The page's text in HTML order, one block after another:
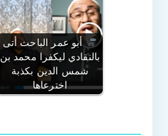
أبو عمر الباحث أتى
بالنقادي ليكفرا محمد بن
شمس الدين بكذبة
اخترعاها